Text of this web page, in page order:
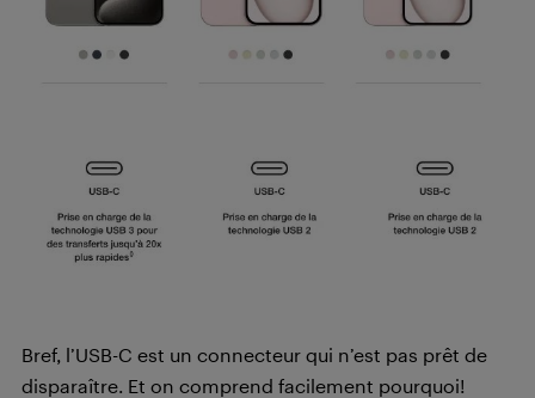
Bref, l’USB-C est un connecteur qui n’est pas prêt de
disparaître. Et on comprend facilement pourquoi!